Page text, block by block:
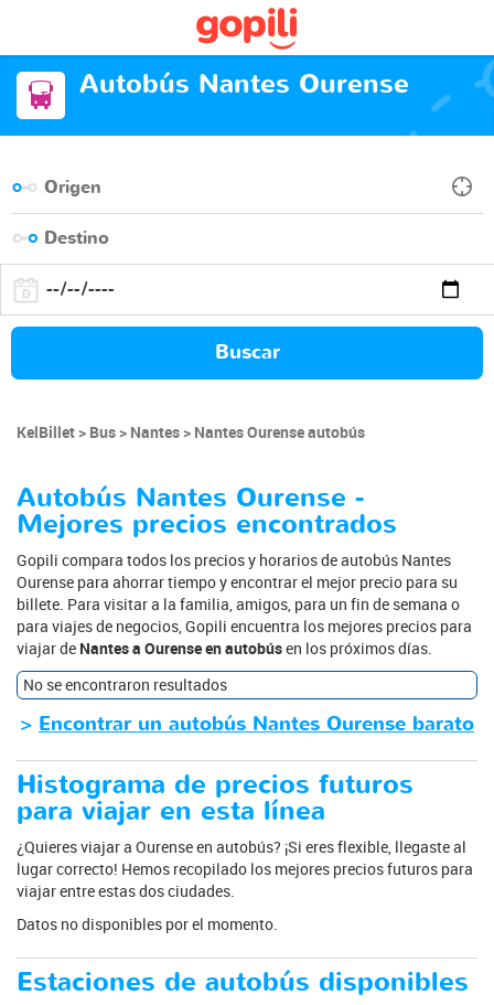
Autobús Nantes Ourense
Buscar
KelBillet Bus Nantes Nantes Ourense autobús
Autobús Nantes Ourense -
Mejores precios encontrados
Gopili compara todos los precios y horarios de autobús Nantes
Ourense para ahorrar tiempo y encontrar el mejor precio para su
billete. Para visitar a la familia, amigos, para un fin de semana o
para viajes de negocios, Gopili encuentra los mejores precios para
viajar de Nantes a Ourense en autobúsen los próximos días.
No se encontraron resultados
> Encontrar un autobús Nantes Ourense barato
Histograma de precios futuros
para viajar en esta línea
¿Quieres viajar a Ourense en autobús? ¡Si eres flexible, llegaste al
lugar correcto! Hemos recopilado los mejores precios futuros para
viajar entre estas dos ciudades.
Datos no disponibles por el momento.
Estaciones de autobús disponibles